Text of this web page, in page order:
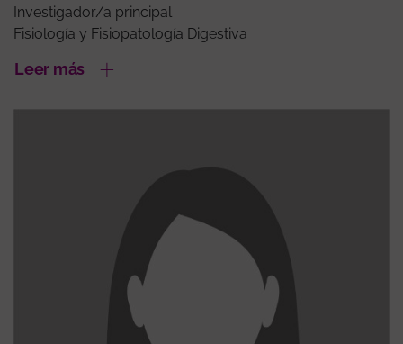
Investigador/a principal
Fisiología y Fisiopatología Digestiva
Leer más